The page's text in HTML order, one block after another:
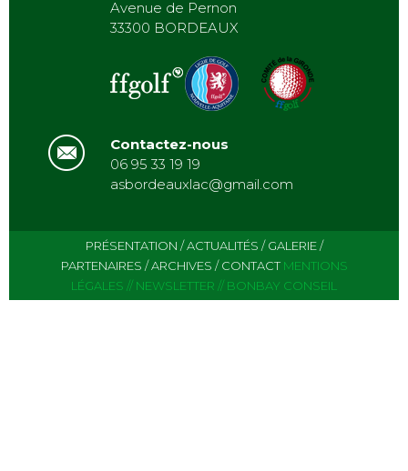
Avenue de Pernon
33300 BORDEAUX
Contactez-nous
06 95 33 19 19
asbordeauxlac@gmail.com
PRÉSENTATION /ACTUALITÉS /GALERIE/
PARTENAIRES /ARCHIVES /CONTACT MENTIONS
LÉGALES // NEWSLETTER // BONBAY CONSEIL